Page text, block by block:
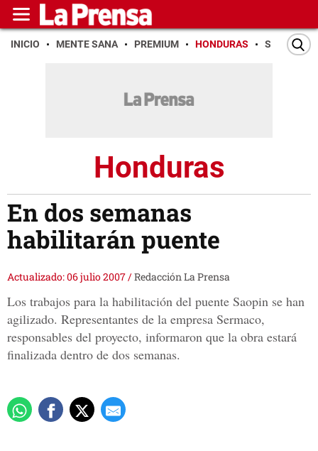
INICIO MENTE SANA PREMIUM HONDURAS SAN PEDRO
Honduras
En dos semanas
habilitarán puente
Actualizado: 06 julio 2007/Redacción La Prensa
Los trabajos para la habilitación del puente Saopin se han
agilizado. Representantes de la empresa Sermaco,
responsables del proyecto, informaron que la obra estará
finalizada dentro de dos semanas.